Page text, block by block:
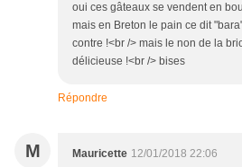
oui ces gâteaux se vendent en
mais en Breton le pain ce dit
contre !<br /> mais le non de la
délicieuse !<br /> bises
Répondre
M Mauricette 12/01/2018 22:06